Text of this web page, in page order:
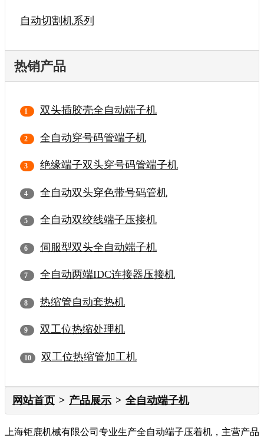
自动切割机系列
热销产品
双头插胶壳全自动端子机
全自动穿号码管端子机
绝缘端子双头穿号码管端子机
全自动双头穿色带号码管机
全自动双绞线端子压接机
伺服型双头全自动端子机
全自动两端IDC连接器压接机
热缩管自动套热机
双工位热缩处理机
双工位热缩管加工机
网站首页 产品展示 全自动端子机
上海钜鹿机械有限公司专业生产全自动端子压着机，主营产品